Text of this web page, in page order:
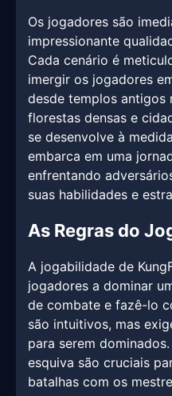
Os jogadores são
impressionante
Cada cenário é
imergir os jogadores
desde templos antigos
florestas densas e
se desenvolve à
embarca em uma
enfrentando
suas habilidades e
As Regras do
A jogabilidade de
jogadores a dominar
de combate e fazê-lo
são intuitivos, mas
para serem
esquiva são cruciais
batalhas com os